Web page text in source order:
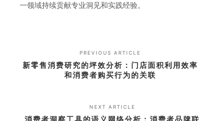
一领域持续贡献专业洞见和实践经验。
PREVIOUS ARTICLE
新零售消费研究的坪效分析：门店面积利用效率
和消费者购买行为的关联
NEXT ARTICLE